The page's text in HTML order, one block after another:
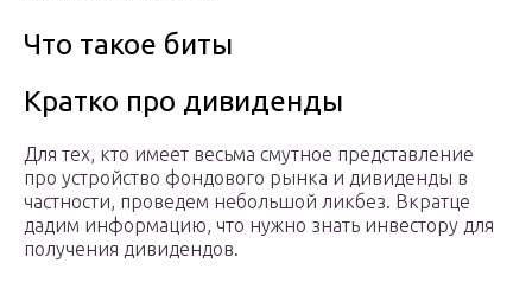
Что такое биты
Кратко про дивиденды
Для тех, кто имеет весьма смутное представление
про устройство фондового рынка и дивиденды в
частности, проведем небольшой ликбез. Вкратце
дадим информацию, что нужно знать инвестору для
получения дивидендов.